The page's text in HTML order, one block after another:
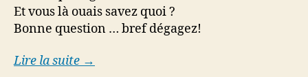
Et vous là ouais savez quoi ?
Bonne question … bref dégagez!
Lire la suite →